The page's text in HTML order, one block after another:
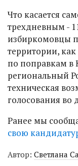
Что касается
трехдневным -
избиркомовцы
территории,
по поправкам в
региональный
техническая
голосования во
Ранее мы
свою
Автор: Светлана